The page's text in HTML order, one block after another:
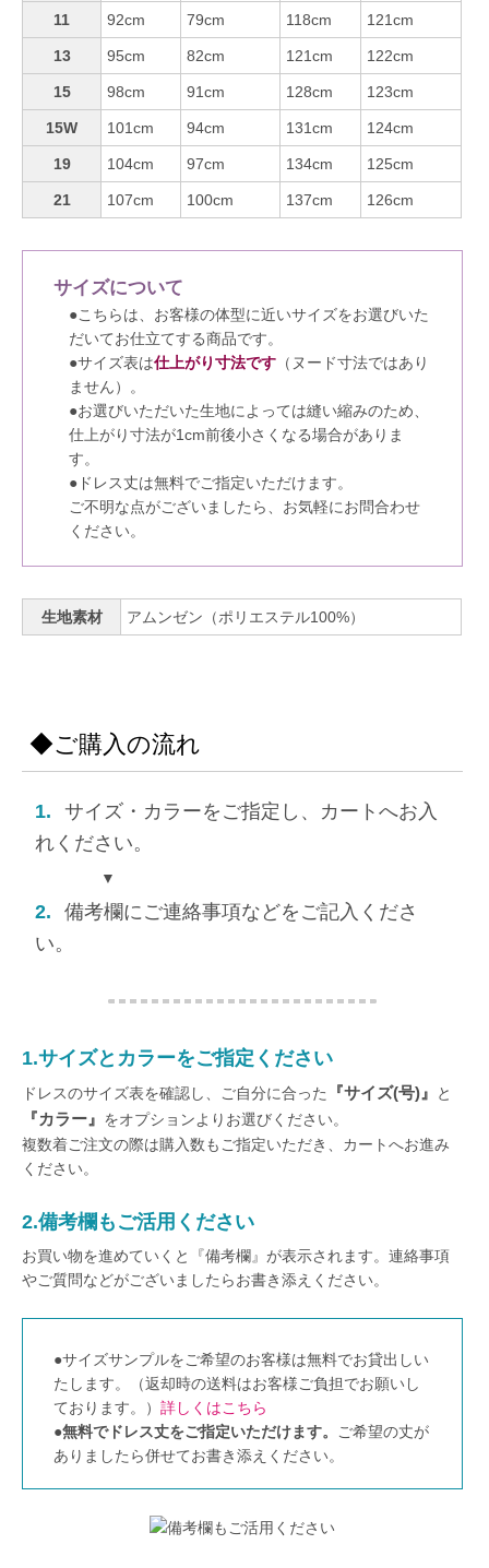
11 92cm 79cm 118cm 121cm
13 95cm 82cm 121cm 122cm
15 98cm 91cm 128cm 123cm
15W 101cm 94cm 131cm 124cm
19 104cm 97cm 134cm 125cm
21 107cm 100cm 137cm 126cm
サイズについて
●こちらは、お客様の体型に近いサイズをお選びいた
だいてお仕立てする商品です。
●サイズ表は仕上がり寸法です （ヌード寸法ではあり
ません）。
●お選びいただいた生地によっては縫い縮みのため、
仕上がり寸法が1cm前後小さくなる場合がありま
す。
●ドレス丈は無料でご指定いただけます。
ご不明な点がございましたら、お気軽にお問合わせ
ください。
生地素材 アムンゼン（ポリエステル100%）
◆ご購入の流れ
1.
サイズ・カラーをご指定し、カートへお入
れください。
▼
2.
備考欄にご連絡事項などをご記入くださ
い。
1.サイズとカラーをご指定ください
ドレスのサイズ表を確認し、ご自分に合った 『サイズ(号)』 と
『カラー』 をオプションよりお選びください。
複数着ご注文の際は購入数もご指定いただき、カートへお進み
ください。
2.備考欄もご活用ください
お買い物を進めていくと『備考欄』が表示されます。連絡事項
やご質問などがございましたらお書き添えください。
●サイズサンプルをご希望のお客様は無料でお貸出しい
たします。（返却時の送料はお客様ご負担でお願いし
ております。） 詳しくはこちら
●無料でドレス丈をご指定いただけます。
ご希望の丈が
ありましたら併せてお書き添えください。